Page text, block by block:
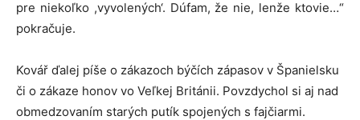
pre niekoľko ,vyvolených‘. Dúfam, že nie, lenže ktovie…“
pokračuje.
Kovář ďalej píše o zákazoch býčích zápasov v Španielsku
či o zákaze honov vo Veľkej Británii. Povzdychol si aj nad
obmedzovaním starých putík spojených s fajčiarmi.